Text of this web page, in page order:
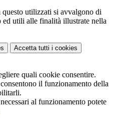
utilizzati si avvalgono di
ed utili alle finalità illustrate nella
Accetta tutti i cookies
quali cookie consentire.
il funzionamento della
al funzionamento potete